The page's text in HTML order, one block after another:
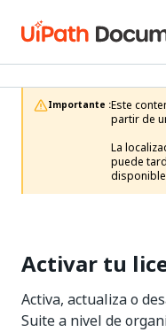
Importante :Este
partir de
La
puede
Activar tu
Activa, actualiza o
Suite a nivel de